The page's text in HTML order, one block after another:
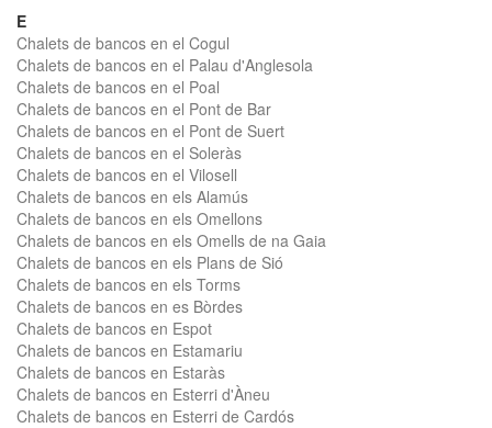
E
Chalets de bancos en el Cogul
Chalets de bancos en el Palau d'Anglesola
Chalets de bancos en el Poal
Chalets de bancos en el Pont de Bar
Chalets de bancos en el Pont de Suert
Chalets de bancos en el Soleràs
Chalets de bancos en el Vilosell
Chalets de bancos en els Alamús
Chalets de bancos en els Omellons
Chalets de bancos en els Omells de na Gaia
Chalets de bancos en els Plans de Sió
Chalets de bancos en els Torms
Chalets de bancos en es Bòrdes
Chalets de bancos en Espot
Chalets de bancos en Estamariu
Chalets de bancos en Estaràs
Chalets de bancos en Esterri d'Àneu
Chalets de bancos en Esterri de Cardós